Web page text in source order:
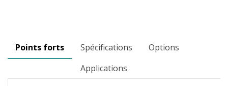
Points forts Spécifications
Options
Applications